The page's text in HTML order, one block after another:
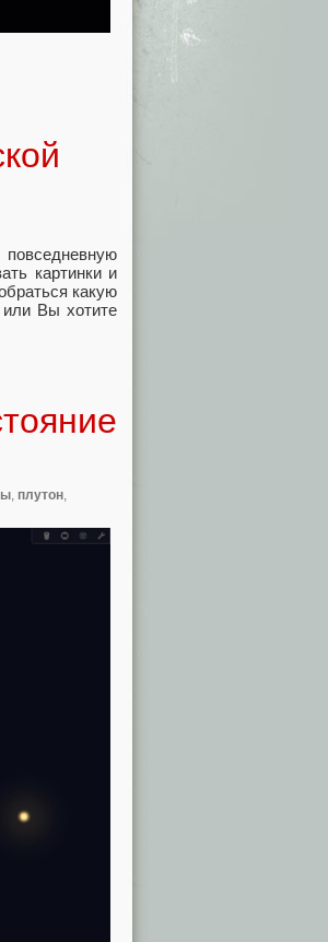
картинки и
какую
или Вы хотите
, плутон,